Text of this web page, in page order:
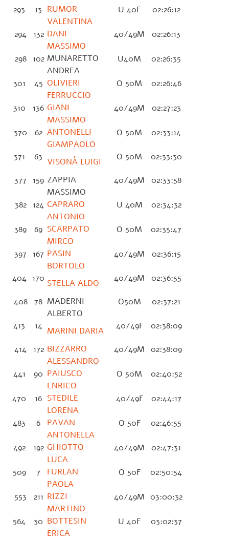
293 13 RUMOR
VALENTINA
U 40F 02:26:12
294 132 DANI
MASSIMO
40/49M 02:26:13
298 102 MUNARETTO
ANDREA
U40M 02:26:35
301 45 OLIVIERI
FERRUCCIO
O 50M 02:26:46
310 136 GIANI
MASSIMO
40/49M 02:27:23
370 62 ANTONELLI
GIAMPAOLO
O 50M 02:33:14
371 63 VISONÀ LUIGI O 50M 02:33:30
377 159 ZAPPIA
MASSIMO
40/49M 02:33:58
382 124 CAPRARO
ANTONIO
U 40M 02:34:32
389 69 SCARPATO
MIRCO
O 50M 02:35:47
397 167 PASIN
BORTOLO
40/49M 02:36:15
404 170 STELLA ALDO 40/49M 02:36:55
408 78 MADERNI
ALBERTO
O50M 02:37:21
413 14 MARINI DARIA 40/49F 02:38:09
414 172 BIZZARRO
ALESSANDRO
40/49M 02:38:09
441 90 PAIUSCO
ENRICO
O 50M 02:40:52
470 16 STEDILE
LORENA
40/49F 02:44:17
483 6
PAVAN
ANTONELLA
O 50F 02:46:55
492 192 GHIOTTO
LUCA
40/49M 02:47:31
509 7
FURLAN
PAOLA
O 50F 02:50:54
553 211 RIZZI
MARTINO
40/49M 03:00:32
564 30 BOTTESIN
ERICA
U 40F 03:02:37